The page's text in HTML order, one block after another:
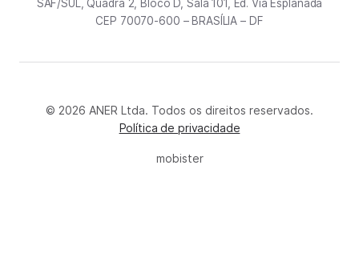
SAF/SUL, Quadra 2, Bloco D, Sala 101, Ed. Via Esplanada
CEP 70070-600 – BRASÍLIA – DF
© 2026 ANER Ltda. Todos os direitos reservados.
Política de privacidade
mobister